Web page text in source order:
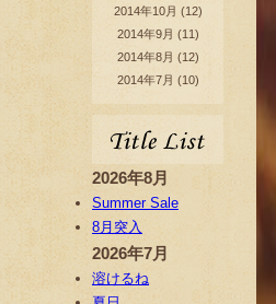
2014年10月 (12)
2014年9月 (11)
2014年8月 (12)
2014年7月 (10)
2026年8月
Summer Sale
8月突入
2026年7月
溶けるね